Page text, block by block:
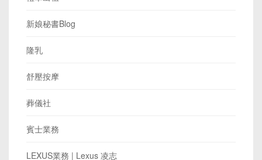
新娘秘書Blog
隆乳
舒壓按摩
葬儀社
賓士業務
LEXUS業務 | Lexus 凌志